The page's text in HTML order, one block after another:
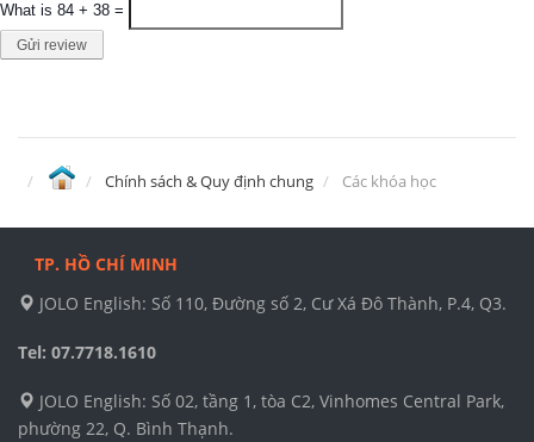
What is 84 + 38 =
Gửi review
Chính sách & Quy định chung Các khóa học
TP. HỒ CHÍ MINH
JOLO English: Số 110, Đường số 2, Cư Xá Đô Thành, P.4, Q3.
Tel: 07.7718.1610
JOLO English: Số 02, tầng 1, tòa C2, Vinhomes Central Park,
phường 22, Q. Bình Thạnh.